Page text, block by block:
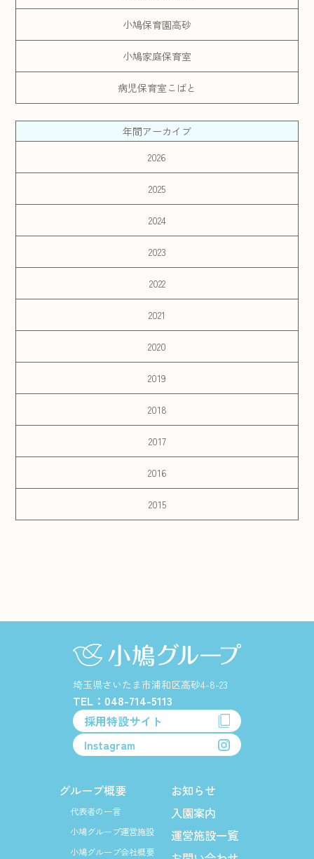
小鳩保育園高砂
小鳩家庭保育室
病児保育室こばと
年間アーカイブ
2026
2025
2024
2023
2022
2021
2020
2019
2018
2017
2016
2015
埼玉県さいたま市浦和区高砂4-8-23
TEL：048-714-5113
採用特設サイト
Instagram
グループ概要
代表者の一言
小鳩グループ運営施設
小鳩グループ会社概要
お知らせ
入園案内
運営施設一覧